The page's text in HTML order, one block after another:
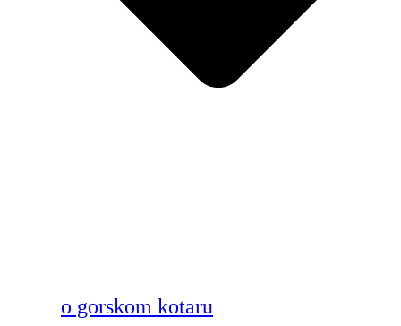
o gorskom kotaru